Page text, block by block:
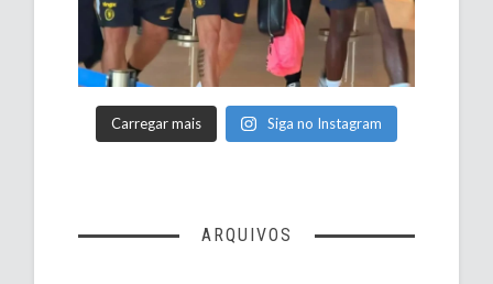
Carregar mais Siga no Instagram
ARQUIVOS